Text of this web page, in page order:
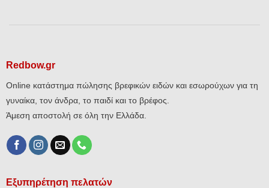
Redbow.gr
Online κατάστημα πώλησης βρεφικών ειδών και εσωρούχων για τη
γυναίκα, τον άνδρα, το παιδί και το βρέφος.
Άμεση αποστολή σε όλη την Ελλάδα.
Εξυπηρέτηση πελατών